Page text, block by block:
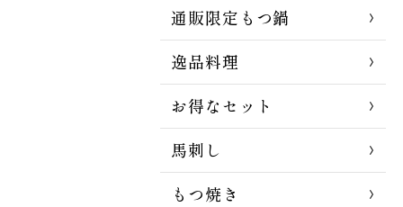
通販限定もつ鍋
逸品料理
お得なセット
馬刺し
もつ焼き